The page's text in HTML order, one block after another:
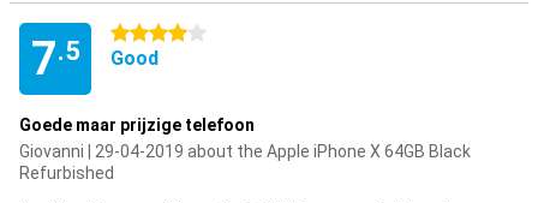
7.5
4 stars
Good
Goede maar prijzige telefoon
Giovanni | 29-04-2019 about the Apple iPhone X 64GB Black
Refurbished